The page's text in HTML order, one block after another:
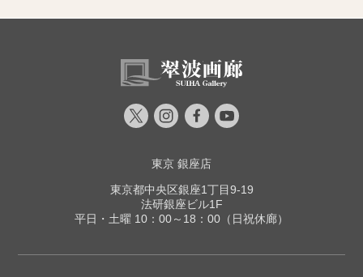
東京 銀座店
東京都中央区銀座1丁目9-19
法研銀座ビル1F
平日・土曜 10：00～18：00（日祝休廊）